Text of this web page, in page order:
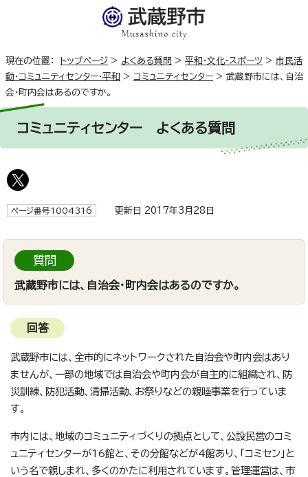
現在の位置： トップページ > よくある質問 > 平和・文化・スポーツ > 市民活
動・コミュニティセンター・平和
> コミュニティセンター > 武蔵野市には、自治
会・町内会はあるのですか。
コミュニティセンター よくある質問
ページ番号1004316 更新日 2017年3月28日
質問
武蔵野市には、自治会・町内会はあるのですか。
回答
武蔵野市には、全市的にネットワークされた自治会や町内会はあり
ませんが、一部の地域では自治会や町内会が自主的に組織され、防
災訓練、防犯活動、清掃活動、お祭りなどの親睦事業を行っていま
す。
市内には、地域のコミュニティづくりの拠点として、公設民営のコミ
ュニティセンターが16館と、その分館などが4館あり、「コミセン」と
いう名で親しまれ、多くのかたに利用されています。管理運営は、市